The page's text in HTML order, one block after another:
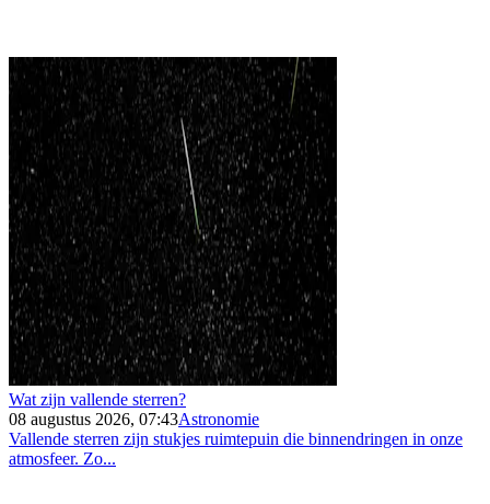
Wat zijn vallende sterren?
08 augustus 2026, 07:43Astronomie
Vallende sterren zijn stukjes ruimtepuin die binnendringen in onze
atmosfeer. Zo...